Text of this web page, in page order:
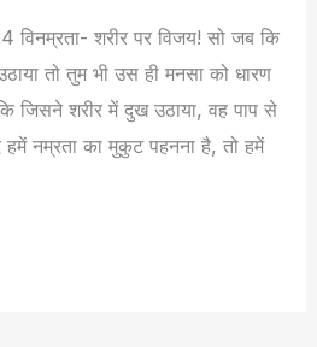
शरीर पर विजय! सो जब कि
तो तुम भी उस ही मनसा को धारण
जिसने शरीर में दुख उठाया, वह पाप से
नम्रता का मुकुट पहनना है, तो हमें